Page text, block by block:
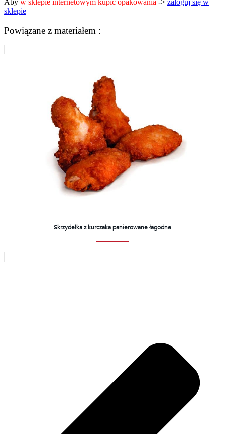
sklepie
Powiązane z materiałem :
Skrzydełka z kurczaka panierowane łagodne